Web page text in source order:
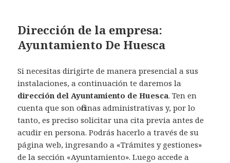
Dirección de la empresa:
Ayuntamiento De Huesca
Si necesitas dirigirte de manera presencial a sus
instalaciones, a continuación te daremos la
dirección del Ayuntamiento de Huesca. Ten en
cuenta que son oficinas administrativas y, por lo
tanto, es preciso solicitar una cita previa antes de
acudir en persona. Podrás hacerlo a través de su
página web, ingresando a «Trámites y gestiones»
de la sección «Ayuntamiento». Luego accede a